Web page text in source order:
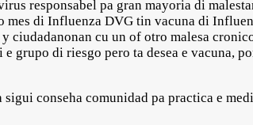
responsabel pa gran mayoria di
mes di Influenza DVG tin vacuna di
ciudadanonan cu un of otro malesa
grupo di riesgo pero ta desea e vacuna,
conseha comunidad pa practica e